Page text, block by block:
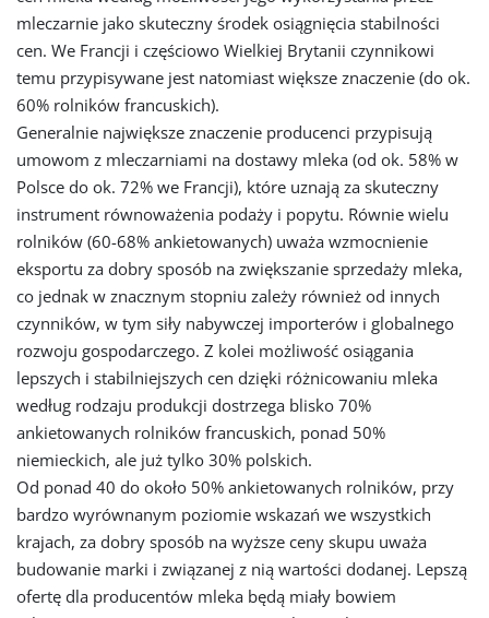
mleczarnie jako skuteczny środek osiągnięcia stabilności
cen. We Francji i częściowo Wielkiej Brytanii czynnikowi
temu przypisywane jest natomiast większe znaczenie (do ok.
60% rolników francuskich).
Generalnie największe znaczenie producenci przypisują
umowom z mleczarniami na dostawy mleka (od ok. 58% w
Polsce do ok. 72% we Francji), które uznają za skuteczny
instrument równoważenia podaży i popytu. Równie wielu
rolników (60-68% ankietowanych) uważa wzmocnienie
eksportu za dobry sposób na zwiększanie sprzedaży mleka,
co jednak w znacznym stopniu zależy również od innych
czynników, w tym siły nabywczej importerów i globalnego
rozwoju gospodarczego. Z kolei możliwość osiągania
lepszych i stabilniejszych cen dzięki różnicowaniu mleka
według rodzaju produkcji dostrzega blisko 70%
ankietowanych rolników francuskich, ponad 50%
niemieckich, ale już tylko 30% polskich.
Od ponad 40 do około 50% ankietowanych rolników, przy
bardzo wyrównanym poziomie wskazań we wszystkich
krajach, za dobry sposób na wyższe ceny skupu uważa
budowanie marki i związanej z nią wartości dodanej. Lepszą
ofertę dla producentów mleka będą miały bowiem